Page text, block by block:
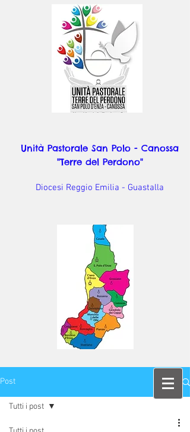
Unità Pastorale San Polo - Canossa
"Terre del Perdono"
Diocesi Reggio Emilia - Guastalla
Post
Tutti i post